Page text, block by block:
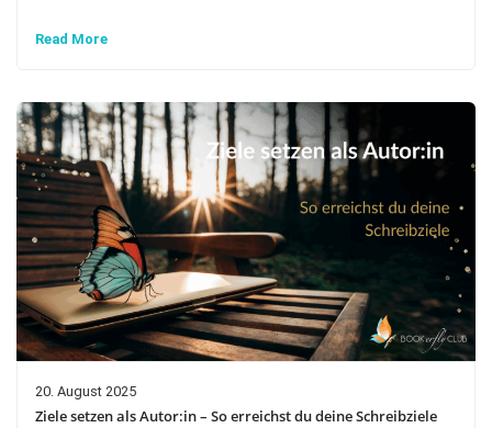
Read More
20. August 2025
Ziele setzen als Autor:in – So erreichst du deine Schreibziele